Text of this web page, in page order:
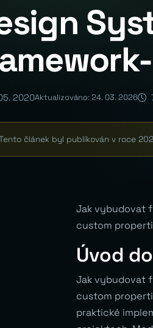
2020Aktualizováno: 24. 03. 2026
článek byl publikován v roce
Jak vybudovat
custom
Úvod
Jak vybudovat
custom
praktické